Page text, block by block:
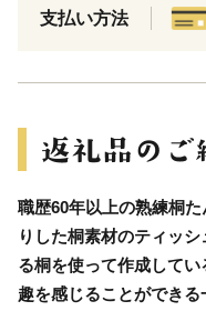
支払い方法
職歴60年以上の熟練桐
りした桐素材のティッ
る桐を使って作成して
趣を感じることができる